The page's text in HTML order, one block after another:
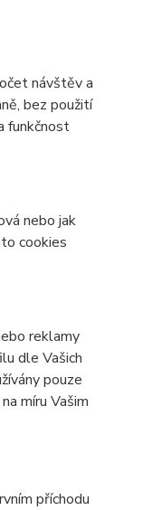
návštěv a
bez použití
funkčnost
nebo jak
cookies
reklamy
dle Vašich
pouze
míru Vašim
příchodu